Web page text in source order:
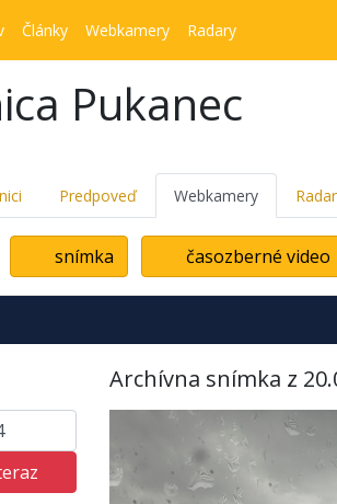
Články Webkamery Radary
Pukanec
Predpoveď Webkamery
snímka časozberné video
Archívna snímka z